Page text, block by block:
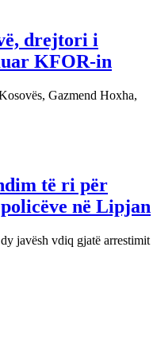
drejtori i
KFOR-in
Gazmend Hoxha,
të ri për
në Lipjan
javësh vdiq gjatë arrestimit